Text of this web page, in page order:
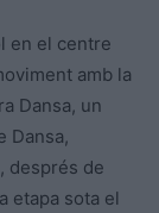
en el centre
amb la
Dansa, un
Dansa,
després de
etapa sota el